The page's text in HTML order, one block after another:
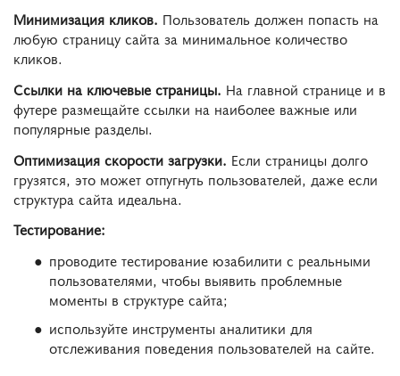
Минимизация кликов. Пользователь должен попасть на
любую страницу сайта за минимальное количество
кликов.
Ссылки на ключевые страницы. На главной странице и в
футере размещайте ссылки на наиболее важные или
популярные разделы.
Оптимизация скорости загрузки. Если страницы долго
грузятся, это может отпугнуть пользователей, даже если
структура сайта идеальна.
Тестирование:
проводите тестирование юзабилити с реальными
пользователями, чтобы выявить проблемные
моменты в структуре сайта;
используйте инструменты аналитики для
отслеживания поведения пользователей на сайте.